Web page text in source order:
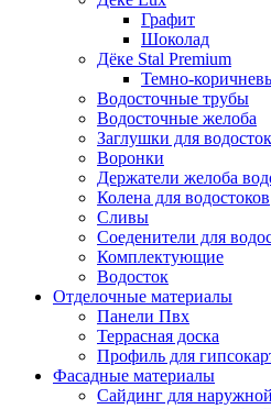
Графит
Шоколад
Дёке Stal Premium
Темно-
Водосточные трубы
Водосточные желоба
Заглушки для
Воронки
Держатели желоба
Колена для водостоков
Сливы
Соеденители для
Комплектующие
Водосток
Отделочные материалы
Панели Пвх
Террасная доска
Профиль для
Фасадные материалы
Сайдинг для